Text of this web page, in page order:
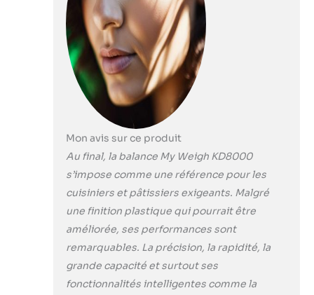
secondaire
amovible
transparent.
Mon avis sur ce produit
Au final, la balance My Weigh KD8000
s’impose comme une référence pour les
cuisiniers et pâtissiers exigeants. Malgré
une finition plastique qui pourrait être
améliorée, ses performances sont
remarquables. La précision, la rapidité, la
grande capacité et surtout ses
fonctionnalités intelligentes comme la